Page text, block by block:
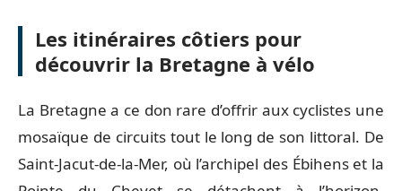
Les itinéraires côtiers pour
découvrir la Bretagne à vélo
La Bretagne a ce don rare d’offrir aux cyclistes une
mosaïque de circuits tout le long de son littoral. De
Saint-Jacut-de-la-Mer, où l’archipel des Ébihens et la